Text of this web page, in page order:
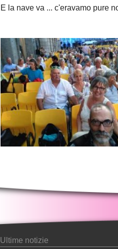
E la nave va ... c'eravamo pure
Ultime notizie